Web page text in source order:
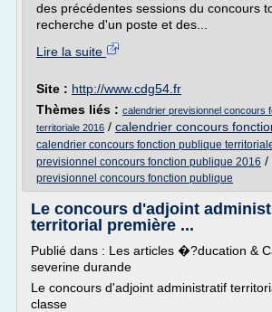
des précédentes sessions du concours
recherche d'un poste et des...
Lire la suite
Site : http://www.cdg54.fr
Thèmes liés : calendrier previsionnel concours
territoriale 2016 / calendrier concours
calendrier concours fonction publique
previsionnel concours fonction publique 2016 /
previsionnel concours fonction publique
Le concours d'adjoint
territorial première ...
Publié dans : Les articles �?ducation &
severine durande
Le concours d'adjoint administratif
classe